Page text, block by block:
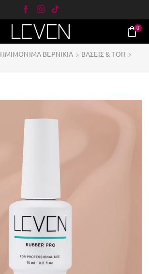
0
ΗΜΙΜΟΝΙΜΑ ΒΕΡΝΙΚΙΑ
ΒΑΣΕΙΣ & ΤΟΠ